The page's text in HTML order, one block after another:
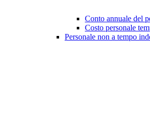
Conto annuale del
Costo personale
Personale non a tempo